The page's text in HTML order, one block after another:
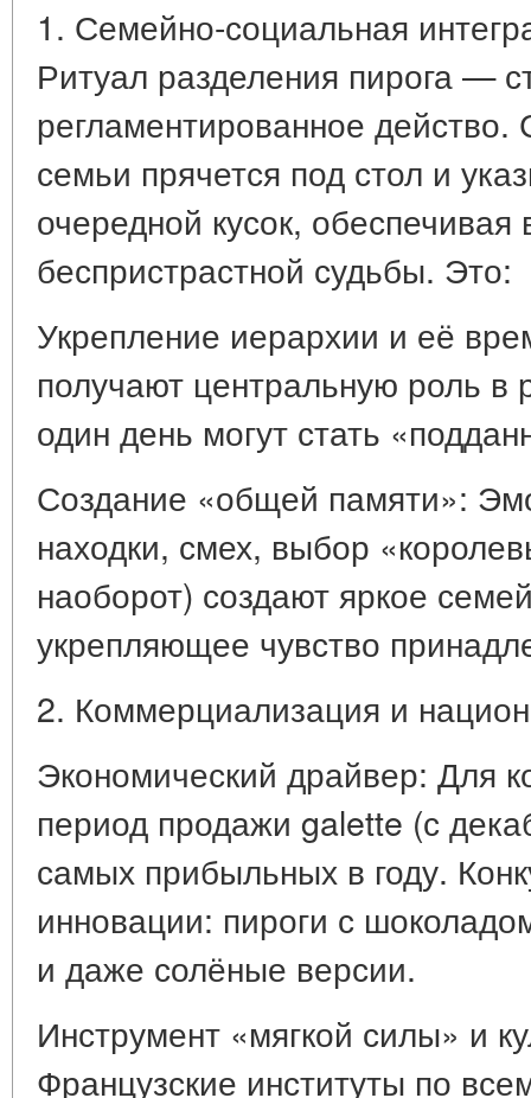
1. Семейно-социальная
Ритуал разделения пирога —
регламентированное
семьи прячется под стол и
очередной кусок, обеспечивая
беспристрастной судьбы. Это:
Укрепление иерархии и её
получают центральную роль в
один день могут стать
Создание «общей памяти»:
находки, смех, выбор
наоборот) создают яркое
укрепляющее чувство
2. Коммерциализация и
Экономический драйвер: Для
период продажи galette (с
самых прибыльных в году.
инновации: пироги с
и даже солёные версии.
Инструмент «мягкой силы» и
Французские институты по